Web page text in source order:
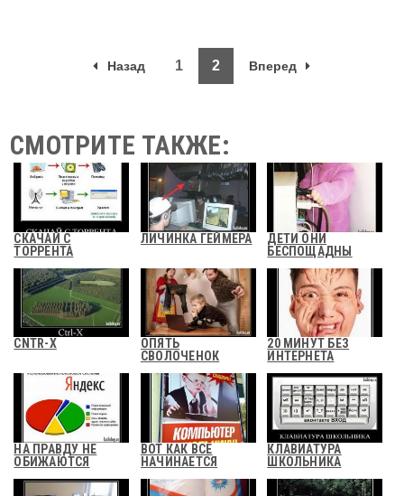
Назад 1 2 Вперед
СМОТРИТЕ ТАКЖЕ:
СКАЧАЙ С
ТОРРЕНТА
ЛИЧИНКА ГЕЙМЕРА
ДЕТИ ОНИ
БЕСПОЩАДНЫ
CNTR-X
ОПЯТЬ
СВОЛОЧЕНОК
20 МИНУТ БЕЗ
ИНТЕРНЕТА
НА ПРАВДУ НЕ
ОБИЖАЮТСЯ
ВОТ КАК ВСЕ
НАЧИНАЕТСЯ
КЛАВИАТУРА
ШКОЛЬНИКА